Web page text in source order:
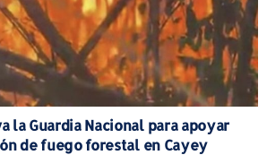
la Guardia Nacional para apoyar
de fuego forestal en Cayey